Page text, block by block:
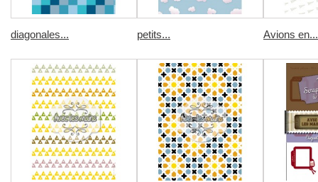
diagonales... petits... Avions en...